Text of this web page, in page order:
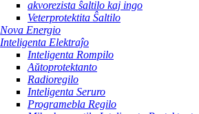
akvorezista ŝaltilo kaj ingo
Veterprotektita Ŝaltilo
Nova Energio
Inteligenta Elektraĵo
Inteligenta Rompilo
Aŭtoprotektanto
Radioregilo
Inteligenta Seruro
Programebla Regilo